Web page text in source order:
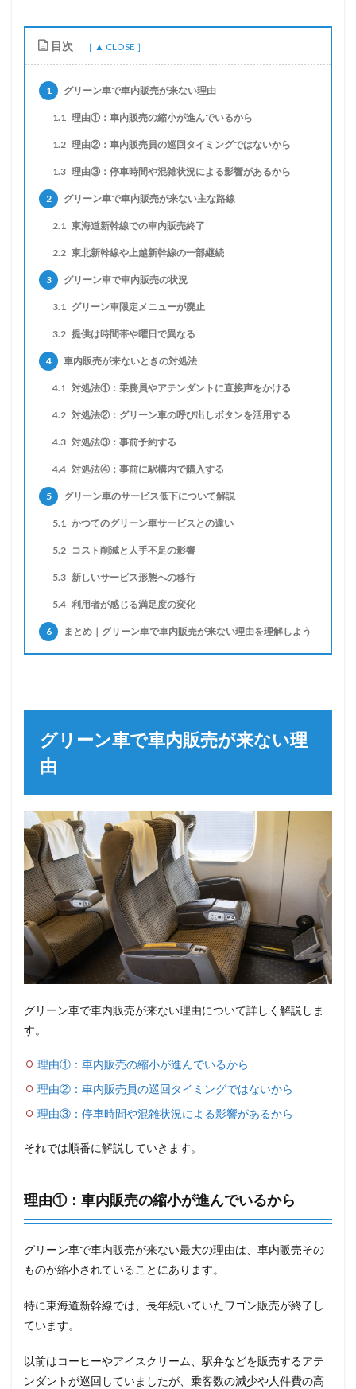
目次
1 グリーン車で車内販売が来ない理由
1.1 理由①：車内販売の縮小が進んでいるから
1.2 理由②：車内販売員の巡回タイミングではないから
1.3 理由③：停車時間や混雑状況による影響があるから
2 グリーン車で車内販売が来ない主な路線
2.1 東海道新幹線での車内販売終了
2.2 東北新幹線や上越新幹線の一部継続
3 グリーン車で車内販売の状況
3.1 グリーン車限定メニューが廃止
3.2 提供は時間帯や曜日で異なる
4 車内販売が来ないときの対処法
4.1 対処法①：乗務員やアテンダントに直接声をかける
4.2 対処法②：グリーン車の呼び出しボタンを活用する
4.3 対処法③：事前予約する
4.4 対処法④：事前に駅構内で購入する
5 グリーン車のサービス低下について解説
5.1 かつてのグリーン車サービスとの違い
5.2 コスト削減と人手不足の影響
5.3 新しいサービス形態への移行
5.4 利用者が感じる満足度の変化
6 まとめ｜グリーン車で車内販売が来ない理由を理解しよう
グリーン車で車内販売が来ない理
由
グリーン車で車内販売が来ない理由について詳しく解説しま
す。
理由①：車内販売の縮小が進んでいるから
理由②：車内販売員の巡回タイミングではないから
理由③：停車時間や混雑状況による影響があるから
それでは順番に解説していきます。
理由①：車内販売の縮小が進んでいるから
グリーン車で車内販売が来ない最大の理由は、車内販売その
ものが縮小されていることにあります。
特に東海道新幹線では、長年続いていたワゴン販売が終了し
ています。
以前はコーヒーやアイスクリーム、駅弁などを販売するアテ
ンダントが巡回していましたが、乗客数の減少や人件費の高